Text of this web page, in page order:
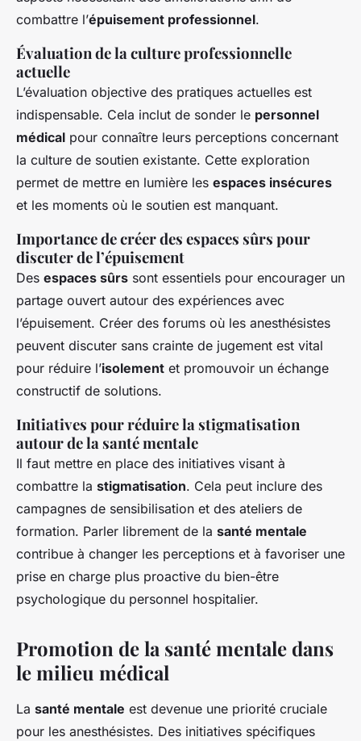
combattre l’épuisement professionnel.
Évaluation de la culture professionnelle
actuelle
L’évaluation objective des pratiques actuelles est
indispensable. Cela inclut de sonder le personnel
médical pour connaître leurs perceptions concernant
la culture de soutien existante. Cette exploration
permet de mettre en lumière les espaces insécures
et les moments où le soutien est manquant.
Importance de créer des espaces sûrs pour
discuter de l’épuisement
Des espaces sûrs sont essentiels pour encourager un
partage ouvert autour des expériences avec
l’épuisement. Créer des forums où les anesthésistes
peuvent discuter sans crainte de jugement est vital
pour réduire l’isolement et promouvoir un échange
constructif de solutions.
Initiatives pour réduire la stigmatisation
autour de la santé mentale
Il faut mettre en place des initiatives visant à
combattre la stigmatisation. Cela peut inclure des
campagnes de sensibilisation et des ateliers de
formation. Parler librement de la santé mentale
contribue à changer les perceptions et à favoriser une
prise en charge plus proactive du bien-être
psychologique du personnel hospitalier.
Promotion de la santé mentale dans
le milieu médical
La santé mentale est devenue une priorité cruciale
pour les anesthésistes. Des initiatives spécifiques